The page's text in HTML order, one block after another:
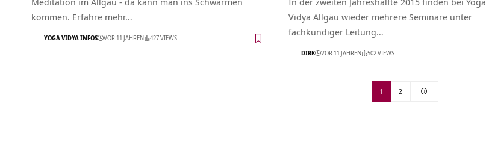
kommen. Erfahre mehr…
YOGA VIDYA INFOS VOR 11 JAHREN 427 VIEWS
Vidya Allgäu wieder mehrere Seminare unter
fachkundiger Leitung…
DIRK VOR 11 JAHREN 502 VIEWS
1 2